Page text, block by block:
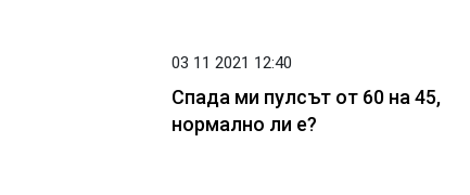
03 11 2021 12:40
Спада ми пулсът от 60 на 45,
нормално ли е?